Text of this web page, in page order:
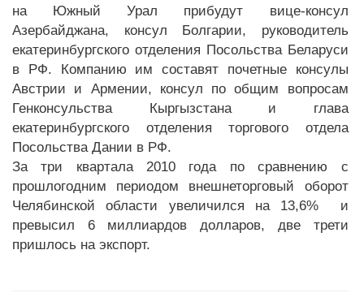
на Южный Урал прибудут вице-консул
Азербайджана, консул Болгарии, руководитель
екатеринбургского отделения Посольства Беларуси
в РФ. Компанию им составят почетные консулы
Австрии и Армении, консул по общим вопросам
Генконсульства Кыргызстана и глава
екатеринбургского отделения торгового отдела
Посольства Дании в РФ.
За три квартала 2010 года по сравнению с
прошлогодним периодом внешнеторговый оборот
Челябинской области увеличился на 13,6% и
превысил 6 миллиардов долларов, две трети
пришлось на экспорт.